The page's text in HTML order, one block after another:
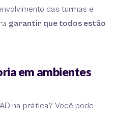
das turmas e
garantir que todos estão
em ambientes
na prática? Você pode